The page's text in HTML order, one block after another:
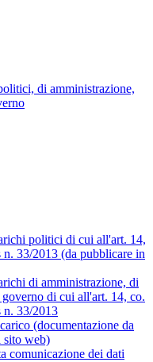
di amministrazione,
politici di cui all'art. 14,
n. 33/2013 (da pubblicare in
di amministrazione, di
di cui all'art. 14, co.
n. 33/2013
(documentazione da
sito web)
comunicazione dei dati